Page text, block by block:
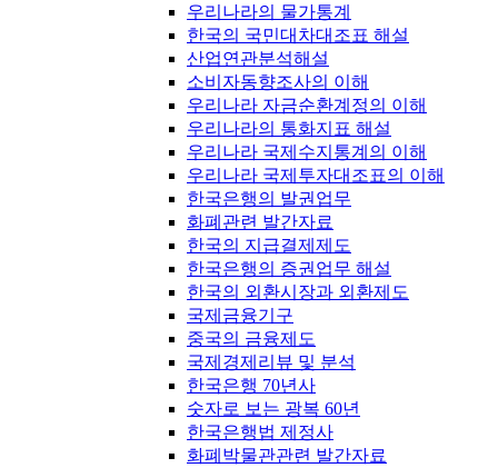
우리나라의 물가통계
한국의 국민대차대조표 해설
산업연관분석해설
소비자동향조사의 이해
우리나라 자금순환계정의 이해
우리나라의 통화지표 해설
우리나라 국제수지통계의 이해
우리나라 국제투자대조표의 이해
한국은행의 발권업무
화폐관련 발간자료
한국의 지급결제제도
한국은행의 증권업무 해설
한국의 외환시장과 외환제도
국제금융기구
중국의 금융제도
국제경제리뷰 및 분석
한국은행 70년사
숫자로 보는 광복 60년
한국은행법 제정사
화폐박물관관련 발간자료